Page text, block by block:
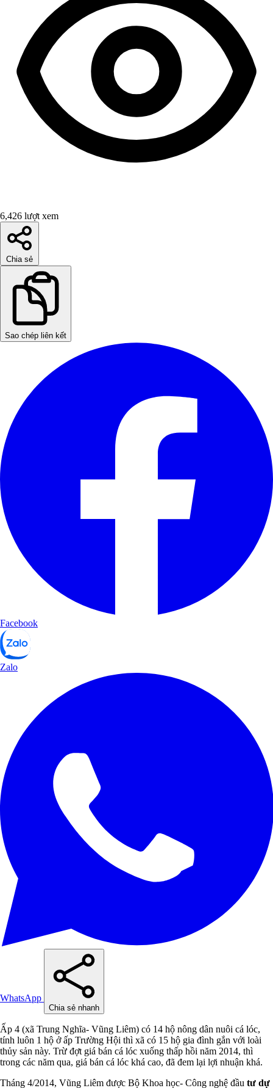
6,426 lượt xem
Chia sẻ
Sao chép liên kết
Facebook
Zalo
WhatsApp
Chia sẻ nhanh
Ấp 4 (xã Trung Nghĩa- Vũng Liêm) có 14 hộ nông dân nuôi cá lóc,
tính luôn 1 hộ ở ấp Trường Hội thì xã có 15 hộ gia đình gắn với loài
thủy sản này. Trừ đợt giá bán cá lóc xuống thấp hồi năm 2014, thì
trong các năm qua, giá bán cá lóc khá cao, đã đem lại lợi nhuận khá.
Tháng 4/2014, Vũng Liêm được Bộ Khoa học- Công nghệ đầu tư dự